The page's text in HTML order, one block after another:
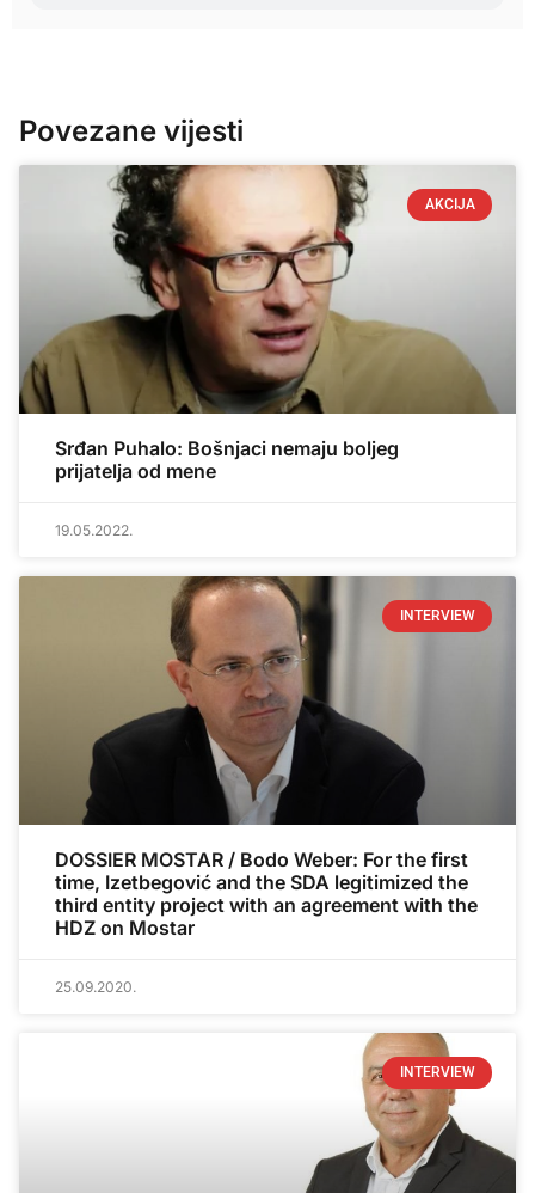
Povezane vijesti
AKCIJA
Srđan Puhalo: Bošnjaci nemaju boljeg
prijatelja od mene
19.05.2022.
INTERVIEW
DOSSIER MOSTAR / Bodo Weber: For the first
time, Izetbegović and the SDA legitimized the
third entity project with an agreement with the
HDZ on Mostar
25.09.2020.
INTERVIEW